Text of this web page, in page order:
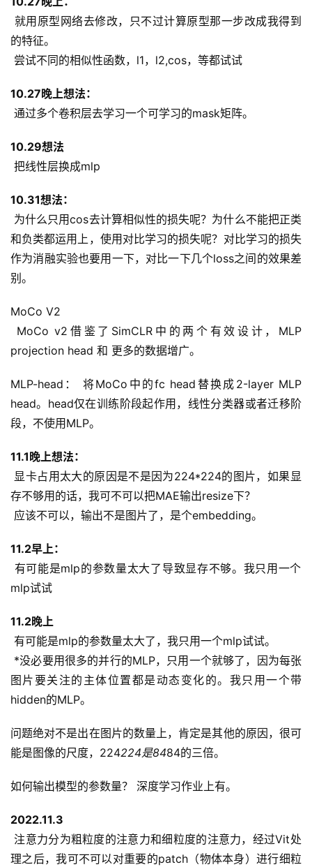
的特征。
尝试不同的相似性函数，l1，l2,cos，等都试试
10.27晚上想法：
通过多个卷积层去学习一个可学习的mask矩阵。
10.29想法
把线性层换成mlp
10.31想法：
和负类都运用上，使用对比学习的损失呢？对比学习的损失
作为消融实验也要用一下，对比一下几个loss之间的效果差
别。
MoCo V2
projection head 和 更多的数据增广。
MLP-head： 将MoCo中的fc head替换成2-layer MLP
head。head仅在训练阶段起作用，线性分类器或者迁移阶
段，不使用MLP。
11.1晚上想法：
存不够用的话，我可不可以把MAE输出resize下？
应该不可以，输出不是图片了，是个embedding。
11.2早上：
mlp试试
11.2晚上
有可能是mlp的参数量太大了，我只用一个mlp试试。
图片要关注的主体位置都是动态变化的。我只用一个带
hidden的MLP。
问题绝对不是出在图片的数量上，肯定是其他的原因，很可
能是图像的尺度，224224是8484的三倍。
如何输出模型的参数量？ 深度学习作业上有。
2022.11.3
注意力分为粗粒度的注意力和细粒度的注意力，经过Vit处
理之后，我可不可以对重要的patch（物体本身）进行细粒